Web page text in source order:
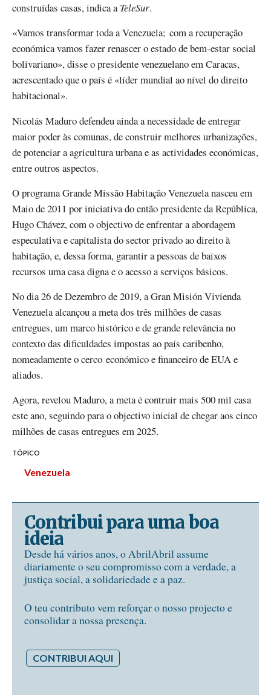
construídas casas, indica aTeleSur.
«Vamos transformar toda a Venezuela; com a recuperação
económica vamos fazer renascer o estado de bem-estar social
bolivariano», disse o presidente venezuelano em Caracas,
acrescentado que o país é «líder mundial ao nível do direito
habitacional».
Nicolás Maduro defendeu ainda a necessidade de entregar
maior poder às comunas, de construir melhores urbanizações,
de potenciar a agricultura urbana e as actividades económicas,
entre outros aspectos.
O programa Grande Missão Habitação Venezuela nasceu em
Maio de 2011 por iniciativa do então presidente da República,
Hugo Chávez, com o objectivo de enfrentar a abordagem
especulativa e capitalista do sector privado ao direito à
habitação, e, dessa forma, garantir a pessoas de baixos
recursos uma casa digna e o acesso a serviços básicos.
No dia 26 de Dezembro de 2019, a Gran Misión Vivienda
Venezuela alcançou a meta dos três milhões de casas
entregues, um marco histórico e de grande relevância no
contexto das dificuldades impostas ao país caribenho,
nomeadamente o cerco económico e financeiro de EUA e
aliados.
Agora, revelou Maduro, a meta é contruir mais 500 mil casa
este ano, seguindo para o objectivo inicial de chegar aos cinco
milhões de casas entregues em 2025.
TÓPICO
Venezuela
Contribui para uma boa
ideia
Desde há vários anos, o AbrilAbril assume
diariamente o seu compromisso com a verdade, a
justiça social, a solidariedade e a paz.
O teu contributo vem reforçar o nosso projecto e
consolidar a nossa presença.
CONTRIBUI AQUI